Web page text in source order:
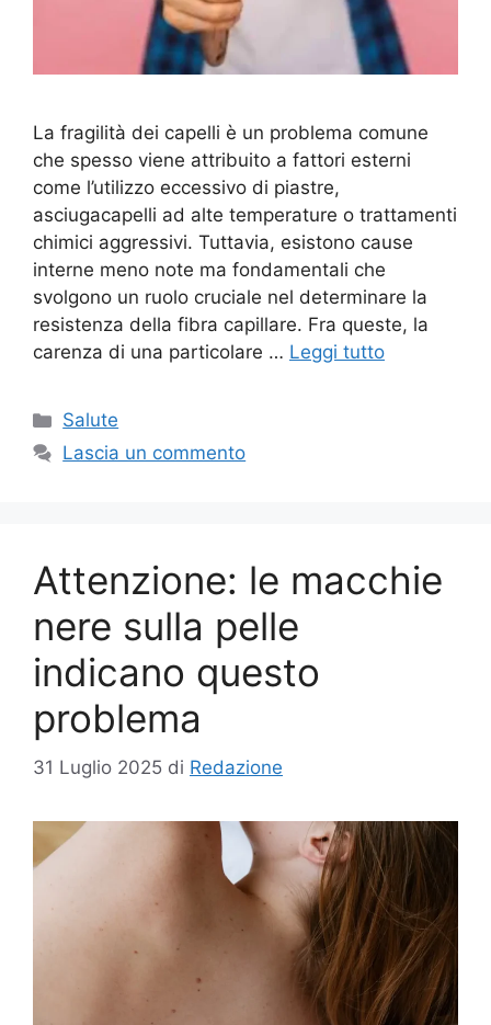
La fragilità dei capelli è un problema comune
che spesso viene attribuito a fattori esterni
come l’utilizzo eccessivo di piastre,
asciugacapelli ad alte temperature o trattamenti
chimici aggressivi. Tuttavia, esistono cause
interne meno note ma fondamentali che
svolgono un ruolo cruciale nel determinare la
resistenza della fibra capillare. Fra queste, la
carenza di una particolare … Leggi tutto
Categorie
Salute
Lascia un commento
Attenzione: le macchie
nere sulla pelle
indicano questo
problema
31 Luglio 2025 di Redazione